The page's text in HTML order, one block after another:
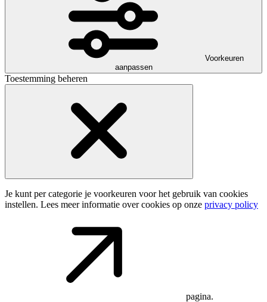
Voorkeuren
aanpassen
Toestemming beheren
Je kunt per categorie je voorkeuren voor het gebruik van cookies
instellen. Lees meer informatie over cookies op onze privacy policy
pagina.